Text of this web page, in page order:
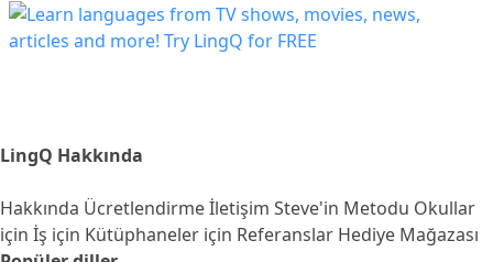
LingQ Hakkında
Hakkında Ücretlendirmeİletişim Steve'in Metodu Okullar
için İş için Kütüphaneler için Referanslar Hediye Mağazası